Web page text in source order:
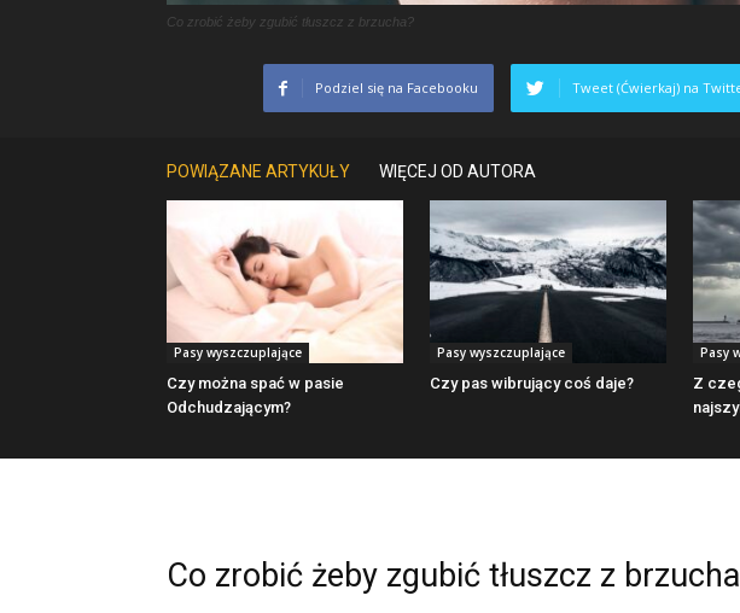
Co zrobić żeby zgubić tłuszcz z brzucha?
Podziel się na Facebooku Tweet (Ćwierkaj) na
POWIĄZANE ARTYKUŁY WIĘCEJ OD AUTORA
Pasy wyszczuplające
Czy można spać w pasie
Odchudzającym?
Pasy wyszczuplające
Czy pas wibrujący coś daje?
Pasy
Z
Co zrobić żeby zgubić tłuszcz z